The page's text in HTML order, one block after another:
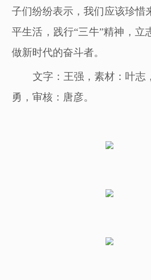
子们纷纷表示，我们应该珍惜
平生活，践行“三牛”精神，立
做新时代的奋斗者。
文字：王强 ， 素材：叶志
勇， 审核：唐彦。